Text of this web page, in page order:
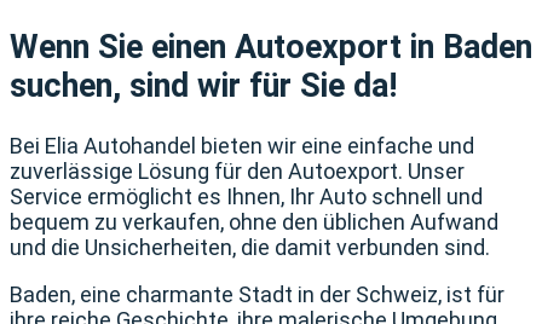
Wenn Sie einen Autoexport in Baden
suchen, sind wir für Sie da!
Bei Elia Autohandel bieten wir eine einfache und
zuverlässige Lösung für den Autoexport. Unser
Service ermöglicht es Ihnen, Ihr Auto schnell und
bequem zu verkaufen, ohne den üblichen Aufwand
und die Unsicherheiten, die damit verbunden sind.
Baden, eine charmante Stadt in der Schweiz, ist für